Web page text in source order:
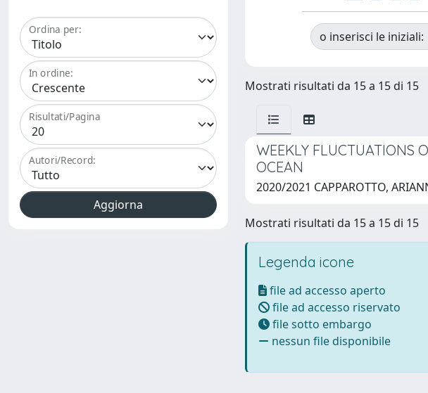
Ordina per:
In ordine:
Risultati/Pagina
Autori/Record:
o inserisci le iniziali:
Mostrati risultati da 15 a 15 di 15
WEEKLY FLUCTUATIONS
OCEAN
2020/2021 CAPPAROTTO,
Mostrati risultati da 15 a 15 di 15
Legenda icone
file ad accesso aperto
file ad accesso riservato
file sotto embargo
nessun file disponibile